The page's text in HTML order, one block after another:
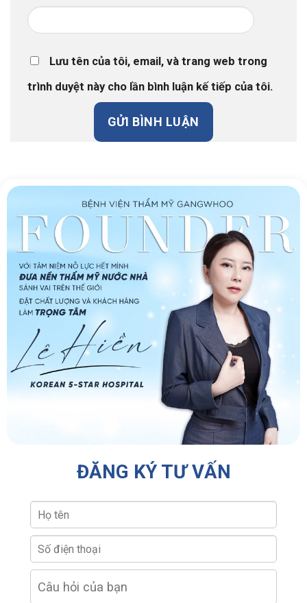
Lưu tên của tôi, email, và trang web trong
trình duyệt này cho lần bình luận kế tiếp của tôi.
ĐĂNG KÝ TƯ VẤN